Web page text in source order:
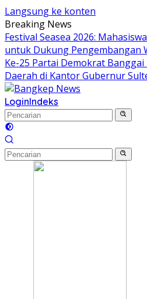
Langsung ke konten
Breaking News
Festival Seasea 2026:
untuk Dukung Pengembangan
Ke-25 Partai Demokrat
Daerah di Kantor Gubernur
LoginIndeks